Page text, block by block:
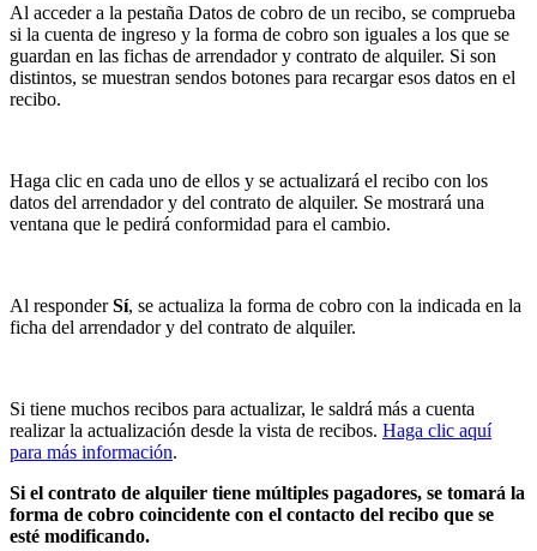
Al acceder a la pestaña Datos de cobro de un recibo, se comprueba
si la cuenta de ingreso y la forma de cobro son iguales a los que se
guardan en las fichas de arrendador y contrato de alquiler. Si son
distintos, se muestran sendos botones para recargar esos datos en el
recibo.
Haga clic en cada uno de ellos y se actualizará el recibo con los
datos del arrendador y del contrato de alquiler. Se mostrará una
ventana que le pedirá conformidad para el cambio.
Al responderSí, se actualiza la forma de cobro con la indicada en la
ficha del arrendador y del contrato de alquiler.
Si tiene muchos recibos para actualizar, le saldrá más a cuenta
realizar la actualización desde la vista de recibos. Haga clic aquí
para más información.
Si el contrato de alquiler tiene múltiples pagadores, se tomará la
forma de cobro coincidente con el contacto del recibo que se
esté modificando.